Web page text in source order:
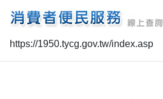
https://1950.tycg.gov.tw/index.asp